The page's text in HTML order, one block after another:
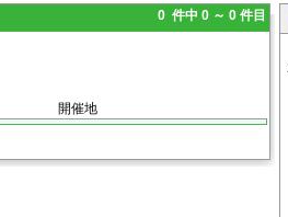
0 件中 0 ～ 0 件目
開催地